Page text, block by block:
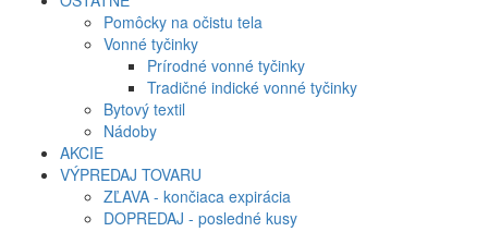
Pomôcky na očistu tela
Vonné tyčinky
Prírodné vonné tyčinky
Tradičné indické vonné tyčinky
Bytový textil
Nádoby
AKCIE
VÝPREDAJ TOVARU
ZĽAVA - končiaca expirácia
DOPREDAJ - posledné kusy